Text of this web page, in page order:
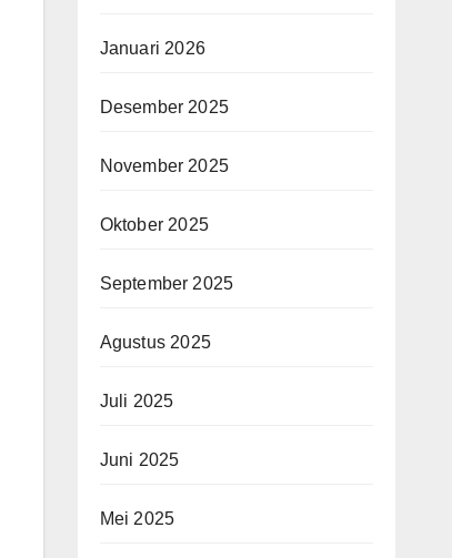
Januari 2026
Desember 2025
November 2025
Oktober 2025
September 2025
Agustus 2025
Juli 2025
Juni 2025
Mei 2025